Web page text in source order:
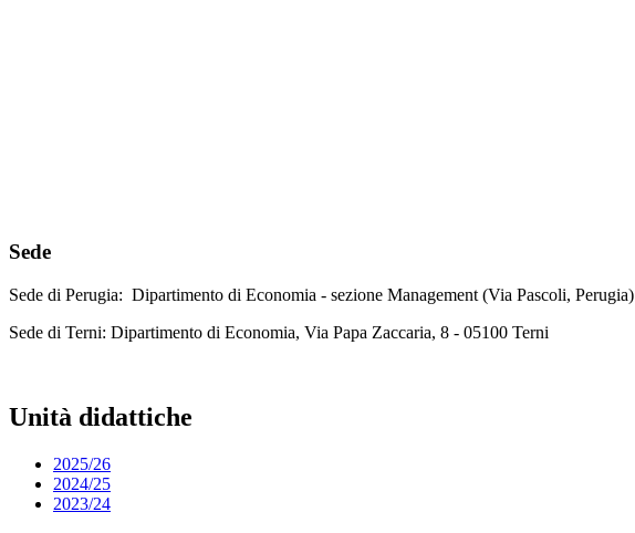
Sede
Sede di Perugia: Dipartimento di Economia - sezione Management (Via Pascoli, Perugia)
Sede di Terni: Dipartimento di Economia, Via Papa Zaccaria, 8 - 05100 Terni
Unità didattiche
2025/26
2024/25
2023/24